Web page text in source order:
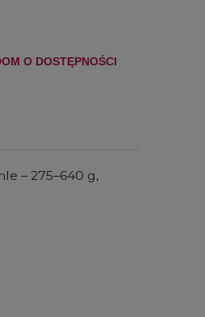
O DOSTĘPNOŚCI
– 275–640 g,